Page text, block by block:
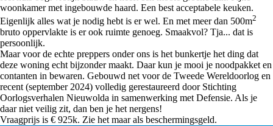
woonkamer met ingebouwde haard. Een best acceptabele keuken.
Eigenlijk alles wat je nodig hebt is er wel. En met meer dan 500m2
bruto oppervlakte is er ook ruimte genoeg. Smaakvol? Tja... dat is
persoonlijk.
Maar voor de echte preppers onder ons is het bunkertje het ding dat
deze woning echt bijzonder maakt. Daar kun je mooi je noodpakket en
contanten in bewaren. Gebouwd net voor de Tweede Wereldoorlog en
recent (september 2024) volledig gerestaureerd door Stichting
Oorlogsverhalen Nieuwolda in samenwerking met Defensie. Als je
daar niet veilig zit, dan ben je het nergens!
Vraagprijs is € 925k. Zie het maar als beschermingsgeld.